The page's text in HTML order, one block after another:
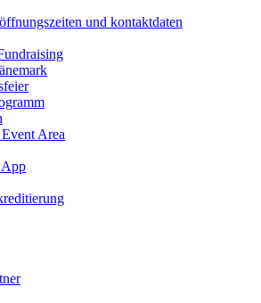
und kontaktdaten
Area